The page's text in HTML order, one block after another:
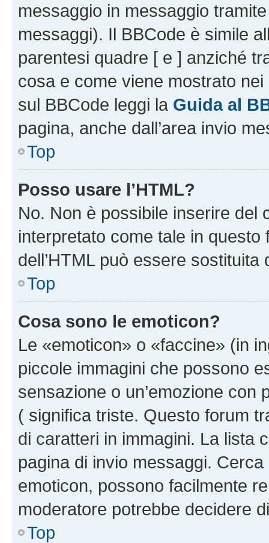
messaggio in messaggio
messaggi). Il BBCode è simile
parentesi quadre [ e ] anziché
cosa e come viene mostrato
sul BBCode leggi la Guida al
pagina, anche dall’area invio
Top
Posso usare l’HTML?
No. Non è possibile inserire del
interpretato come tale in
dell’HTML può essere sostituita
Top
Cosa sono le emoticon?
Le «emoticon» o «faccine» (in
piccole immagini che possono
sensazione o un’emozione
( significa triste. Questo forum
di caratteri in immagini. La lista
pagina di invio messaggi.
emoticon, possono facilmente
moderatore potrebbe decidere
Top